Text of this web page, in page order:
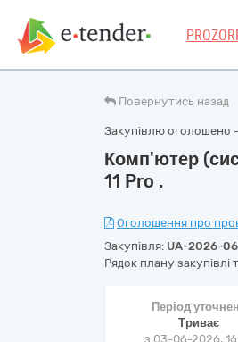
Повернутись назад
Закупівлю оголошено
Комп'ютер
11 Pro .
Оголошення про
Закупівля: UA-2026-
Рядок плану закупівлі
Період
Триває
з 03-06-2026,